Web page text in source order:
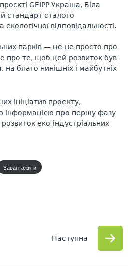
GEIPP Україна, Біла
стандарт сталого
відповідальності.
парків — це не просто про
про те, щоб цей розвиток був
благо нинішніх і майбутніх
ініціатив проекту,
інформацією про першу фазу
еко-індустріальних
Завантажити
Наступна